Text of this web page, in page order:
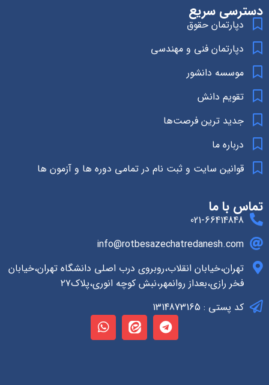
دسترسی سریع
دپارتمان حقوق
دپارتمان فنی و مهندسی
موسسه دانشور
تقویم دانش
جدید ترین فرصت‌ها
درباره ما
قوانین سایت و ثبت نام در تمامی دوره ها و آزمون ها
تماس با ما
021-66414848
info@rotbesazechatredanesh.com
تهران،خیابان انقلاب،روبروی درب اصلی دانشگاه تهران،خیابان
فخر رازی،بعداز روانمهر،نبش کوچه انوری،پلاک۲۷
کد پستی : 1314873165